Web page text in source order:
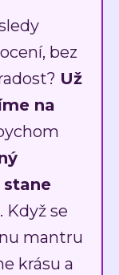
bez
Už
na
. Když se
mantru
krásu a